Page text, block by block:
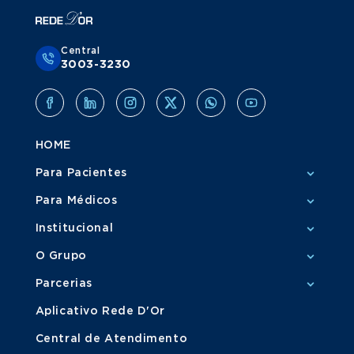
Central
3003-3230
HOME
Para Pacientes
Para Médicos
Institucional
O Grupo
Parcerias
Aplicativo Rede D'Or
Central de Atendimento